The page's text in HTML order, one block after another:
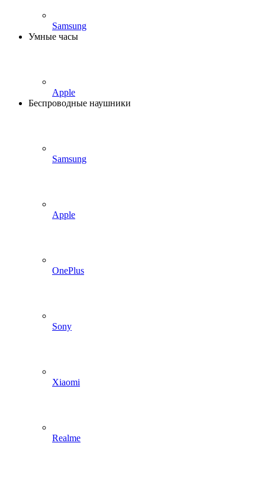
Samsung
Умные часы
Apple
Беспроводные наушники
Samsung
Apple
OnePlus
Sony
Xiaomi
Realme